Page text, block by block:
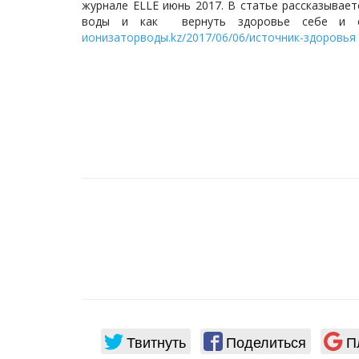
журнале ELLE июнь 2017. В статье
воды и как вернуть здоровье себе и
ионизаторводы.kz/2017/06/06/источник-здоровья
Твитнуть Поделиться